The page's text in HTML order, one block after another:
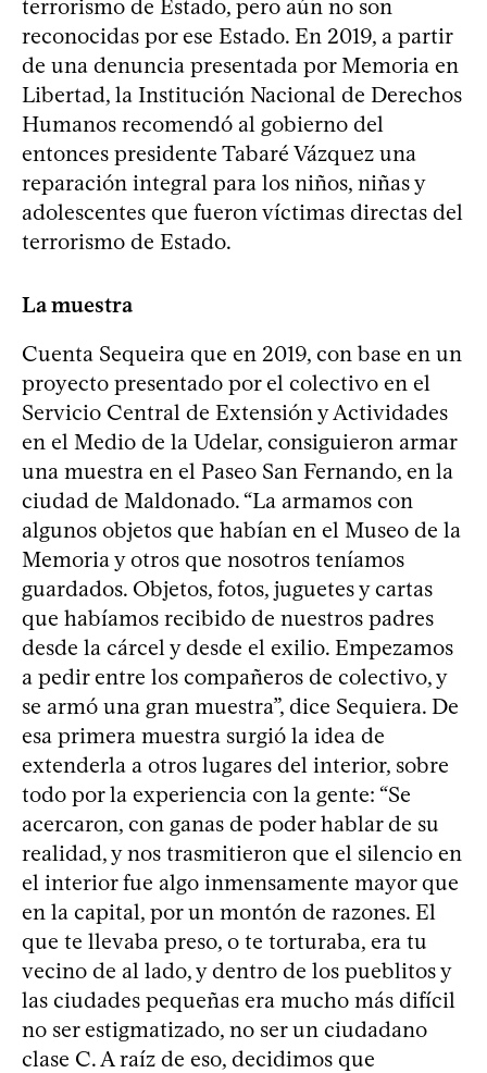
terrorismo de Estado, pero aún no son
reconocidas por ese Estado. En 2019, a partir
de una denuncia presentada por Memoria en
Libertad, la Institución Nacional de Derechos
Humanos recomendó al gobierno del
entonces presidente Tabaré Vázquez una
reparación integral para los niños, niñas y
adolescentes que fueron víctimas directas del
terrorismo de Estado.
La muestra
Cuenta Sequeira que en 2019, con base en un
proyecto presentado por el colectivo en el
Servicio Central de Extensión y Actividades
en el Medio de la Udelar, consiguieron armar
una muestra en el Paseo San Fernando, en la
ciudad de Maldonado. “La armamos con
algunos objetos que habían en el Museo de la
Memoria y otros que nosotros teníamos
guardados. Objetos, fotos, juguetes y cartas
que habíamos recibido de nuestros padres
desde la cárcel y desde el exilio. Empezamos
a pedir entre los compañeros de colectivo, y
se armó una gran muestra”, dice Sequiera. De
esa primera muestra surgió la idea de
extenderla a otros lugares del interior, sobre
todo por la experiencia con la gente: “Se
acercaron, con ganas de poder hablar de su
realidad, y nos trasmitieron que el silencio en
el interior fue algo inmensamente mayor que
en la capital, por un montón de razones. El
que te llevaba preso, o te torturaba, era tu
vecino de al lado, y dentro de los pueblitos y
las ciudades pequeñas era mucho más difícil
no ser estigmatizado, no ser un ciudadano
clase C. A raíz de eso, decidimos que